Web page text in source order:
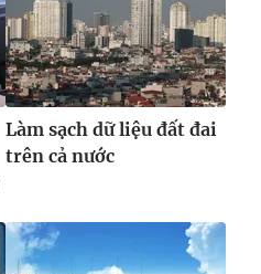
Làm sạch dữ liệu đất đai
trên cả nước